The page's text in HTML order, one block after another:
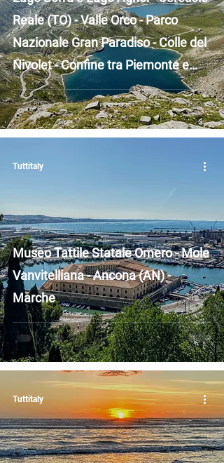
Reale (TO) - Valle Orco - Parco
Nazionale Gran Paradiso - Colle del
Nivolet - Confine tra Piemonte e
Valle d'Aosta
Museo Tattile Statale Omero - Mole
Vanvitelliana - Ancona (AN) -
Marche
Tuttitaly
Tuttitaly